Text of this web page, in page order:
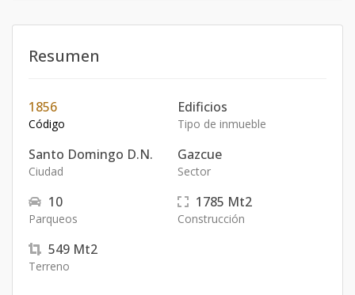
Resumen
1856
Código
Edificios
Tipo de inmueble
Santo Domingo D.N.
Ciudad
Gazcue
Sector
10
Parqueos
1785 Mt2
Construcción
549 Mt2
Terreno